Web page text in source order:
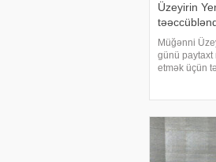
Üzeyirin
Müğənni
günü paytaxt
etmək üçün
Bakıd